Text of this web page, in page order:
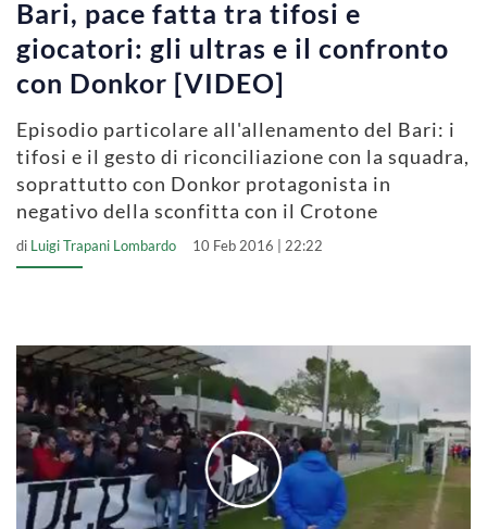
Bari, pace fatta tra tifosi e
giocatori: gli ultras e il confronto
con Donkor [VIDEO]
Episodio particolare all'allenamento del Bari: i
tifosi e il gesto di riconciliazione con la squadra,
soprattutto con Donkor protagonista in
negativo della sconfitta con il Crotone
di Luigi Trapani Lombardo 10 Feb 2016 | 22:22